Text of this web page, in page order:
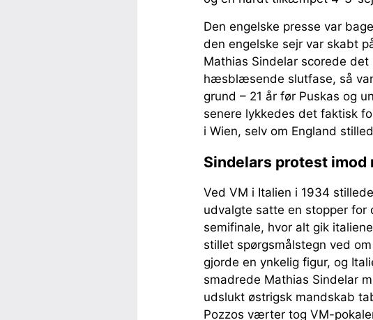
Den engelske presse var
den engelske sejr var skabt
Mathias Sindelar scorede
hæsblæsende slutfase, så
grund – 21 år før Puskas og
senere lykkedes det faktisk
i Wien, selv om England
Sindelars protest imod
Ved VM i Italien i 1934
udvalgte satte en stopper
semifinale, hvor alt gik
stillet spørgsmålstegn ved
gjorde en ynkelig figur, og
smadrede Mathias Sindelar
udslukt østrigsk mandskab
Pozzos værter tog VM-